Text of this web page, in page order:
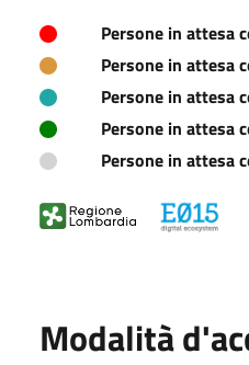
Persone in attesa
Persone in attesa
Persone in attesa
Persone in attesa
Persone in attesa
Modalità